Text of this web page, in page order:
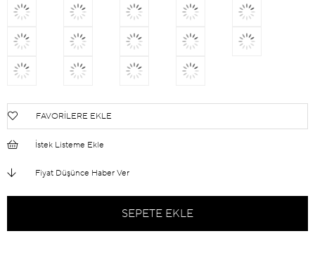
FAVORILERE EKLE
İstek Listeme Ekle
Fiyat Düşünce Haber Ver